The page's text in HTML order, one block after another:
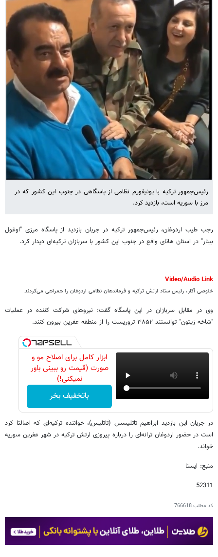
رئیس‌جمهور ترکیه با یونیفورم نظامی از پاسگاهی در جنوب این کشور که در
مرز با سوریه است، بازدید کرد.
رجب طیب اردوغان، رئیس‌جمهور ترکیه در جریان بازدید از پاسگاه مرزی "اوغول
بینار" در استان هاتای واقع در جنوب این کشور با سربازان ترکیه‌ای دیدار کرد.
Video/Audio Link
خلوصی آکار، رئیس ستاد ارتش ترکیه و فرماندهان نظامی اردوغان را همراهی می‌کردند.
وی در مقابل سربازان در این پاسگاه گفت: نیروهای شرکت کننده در عملیات
"شاخه زیتون" توانستند ۳۸۵۲ تروریست را از منطقه عفرین بیرون کنند.
ابزار کامل برای اصلاح مو و
صورت (قیمت رو ببینی باور
نمیکنی!)
باتخفیف بخر
در جریان این بازدید ابراهیم تاتلیسس (تاتلیس)، خواننده ترکیه‌ای که اصالتا کرد
است در حضور اردوغان ترانه‌ای را درباره پیروزی ارتش ترکیه در شهر عفرین سوریه
خواند.
منبع: ایسنا
52311
کد مطلب766618